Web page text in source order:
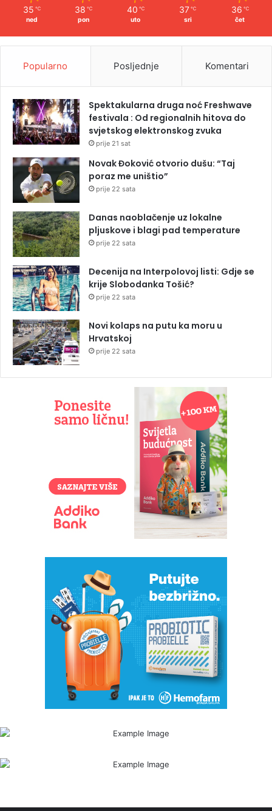
35 ℃
ned
38 ℃
pon
40 ℃
uto
37 ℃
sri
36 ℃
čet
Popularno Posljednje Komentari
Spektakularna druga noć Freshwave
festivala : Od regionalnih hitova do
svjetskog elektronskog zvuka
prije 21 sat
Novak Đoković otvorio dušu: “Taj
poraz me uništio”
prije 22 sata
Danas naoblačenje uz lokalne
pljuskove i blagi pad temperature
prije 22 sata
Decenija na Interpolovoj listi: Gdje se
krije Slobodanka Tošić?
prije 22 sata
Novi kolaps na putu ka moru u
Hrvatskoj
prije 22 sata